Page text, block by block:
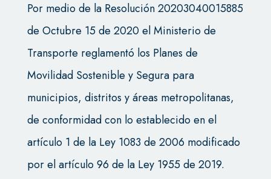
Por medio de la Resolución 20203040015885
de Octubre 15 de 2020 el Ministerio de
Transporte reglamentó los Planes de
Movilidad Sostenible y Segura para
municipios, distritos y áreas metropolitanas,
de conformidad con lo establecido en el
artículo 1 de la Ley 1083 de 2006 modificado
por el artículo 96 de la Ley 1955 de 2019.